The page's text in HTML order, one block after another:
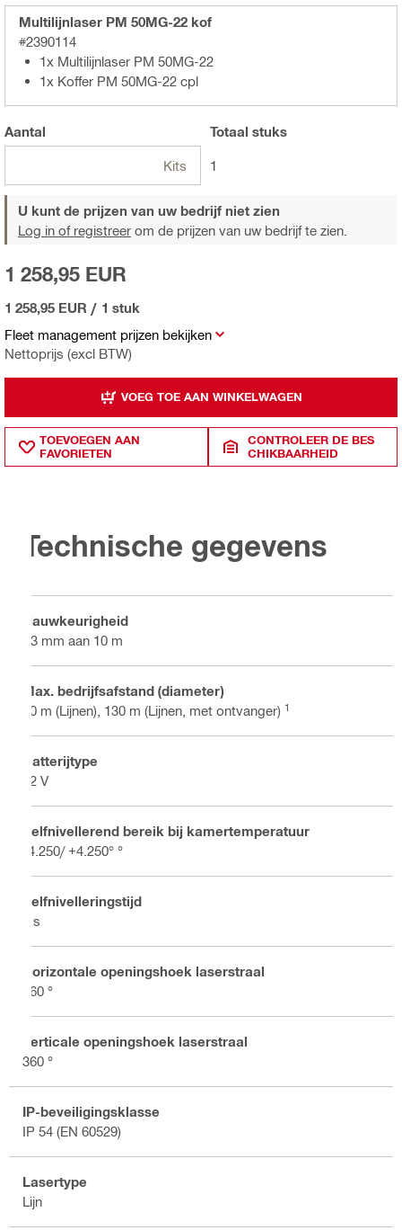
Multilijnlaser PM 50MG-22 kof
#2390114
1x Multilijnlaser PM 50MG-22
1x Koffer PM 50MG-22 cpl
Aantal
Kits
Totaal stuks
1
U kunt de prijzen van uw bedrijf niet zien
Log in of registreer om de prijzen van uw bedrijf te zien.
Fleet management prijzen bekijken
Nettoprijs (excl BTW)
1 258,95 EUR
1 258,95 EUR / 1 stuk
VOEG TOE AAN WINKELWAGEN
TOEVOEGEN AAN
FAVORIETEN
CONTROLEER DE BES
CHIKBAARHEID
Technische gegevens
Nauwkeurigheid
±3 mm aan 10 m
Max. bedrijfsafstand (diameter)
80 m (Lijnen), 130 m (Lijnen, met ontvanger) 1
Batterijtype
22 V
Zelfnivellerend bereik bij kamertemperatuur
-4.250/ +4.250° °
Zelfnivelleringstijd
3 s
Horizontale openingshoek laserstraal
360 °
Verticale openingshoek laserstraal
360 °
IP-beveiligingsklasse
IP 54 (EN 60529)
Lasertype
Lijn